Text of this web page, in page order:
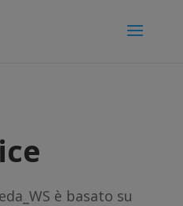
è basato su